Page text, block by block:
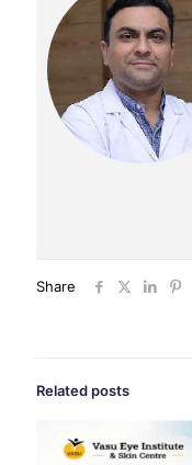
Share
Related posts